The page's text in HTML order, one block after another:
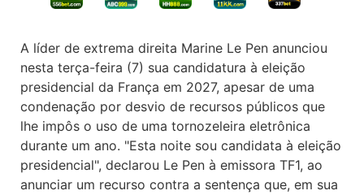
A líder de extrema direita Marine Le Pen anunciou
nesta terça-feira (7) sua candidatura à eleição
presidencial da França em 2027, apesar de uma
condenação por desvio de recursos públicos que
lhe impôs o uso de uma tornozeleira eletrônica
durante um ano. "Esta noite sou candidata à eleição
presidencial", declarou Le Pen à emissora TF1, ao
anunciar um recurso contra a sentença que, em sua